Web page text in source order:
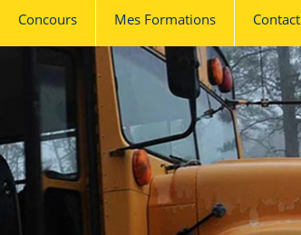
Concours Mes Formations Contact